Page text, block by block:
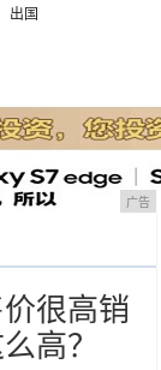
出国
广告
很高销
高？